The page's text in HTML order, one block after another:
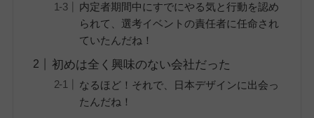
内定者期間中にすでにやる気と行動を認め
られて、選考イベントの責任者に任命され
ていたんだね！
初めは全く興味のない会社だった
なるほど！それで、日本デザインに出会っ
たんだね！